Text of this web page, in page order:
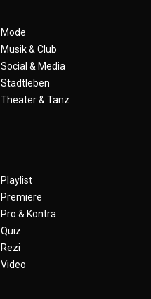
Mode
Musik & Club
Social & Media
Stadtleben
Theater & Tanz
Playlist
Premiere
Pro & Kontra
Quiz
Rezi
Video